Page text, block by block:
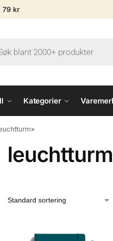
79 kr
Kategorier
leuchtturm